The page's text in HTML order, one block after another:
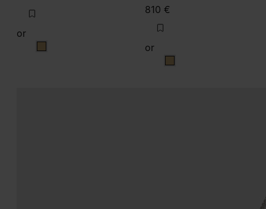
or
or
810 €
or
or